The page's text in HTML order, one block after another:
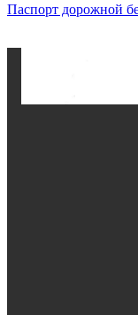
Паспорт дорожной